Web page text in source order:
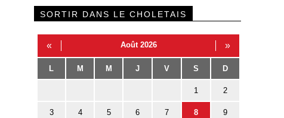
SORTIR DANS LE CHOLETAIS
« Août 2026 »
L M M J V S D
1 2
3 4 5 6 7 8 9